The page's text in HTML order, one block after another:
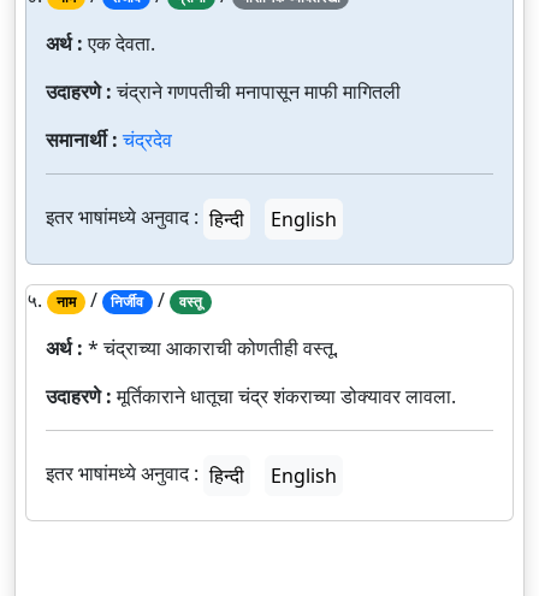
अर्थ :एक देवता.
उदाहरणे :चंद्राने गणपतीची मनापासून माफी मागितली
समानार्थी :चंद्रदेव
इतर भाषांमध्ये अनुवाद : हिन्दी English
५. नाम / निर्जीव / वस्तू
अर्थ : * चंद्राच्या आकाराची कोणतीही वस्तू.
उदाहरणे :मूर्तिकाराने धातूचा चंद्र शंकराच्या डोक्यावर लावला.
इतर भाषांमध्ये अनुवाद : हिन्दी English